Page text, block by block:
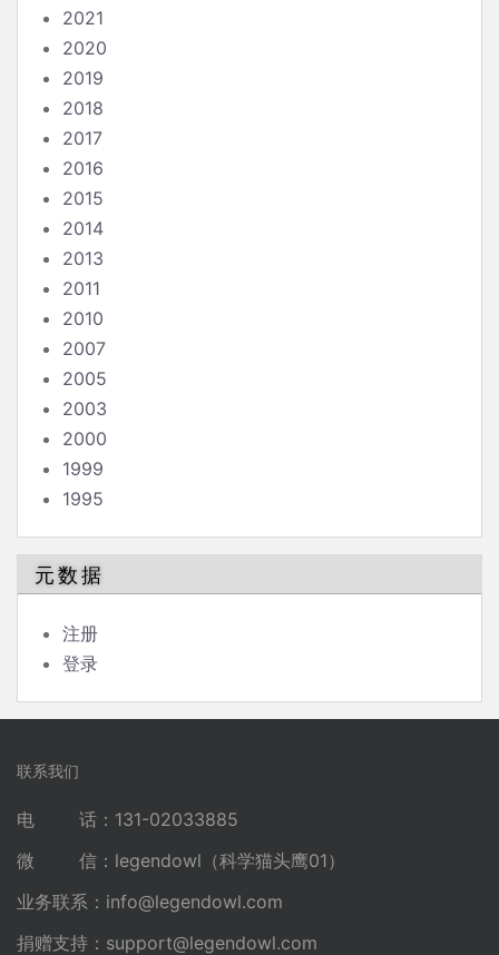
2021
2020
2019
2018
2017
2016
2015
2014
2013
2011
2010
2007
2005
2003
2000
1999
1995
元数据
注册
登录
联系我们
电 话：131-02033885
微 信：legendowl（科学猫头鹰01）
业务联系： info@legendowl.com
捐赠支持： support@legendowl.com